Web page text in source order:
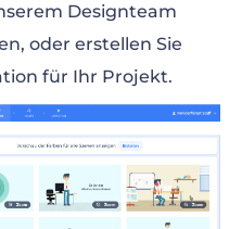
Designteam
oder erstellen Sie
für Ihr Projekt.